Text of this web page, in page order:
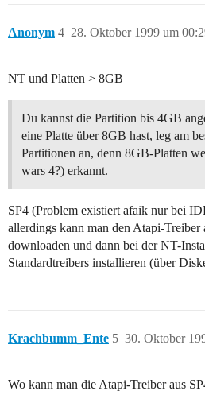
Anonym 28. Oktober 1999 um
4
NT und Platten > 8GB
Du kannst die Partition bis 4GB
eine Platte über 8GB hast, leg am
Partitionen an, denn 8GB-Platten
wars 4?) erkannt.
SP4 (Problem existiert afaik nur bei
allerdings kann man den Atapi-Treiber
downloaden und dann bei der NT-
Standardtreibers installieren (über
Krachbumm_Ente 30. Oktober
5
Wo kann man die Atapi-Treiber aus